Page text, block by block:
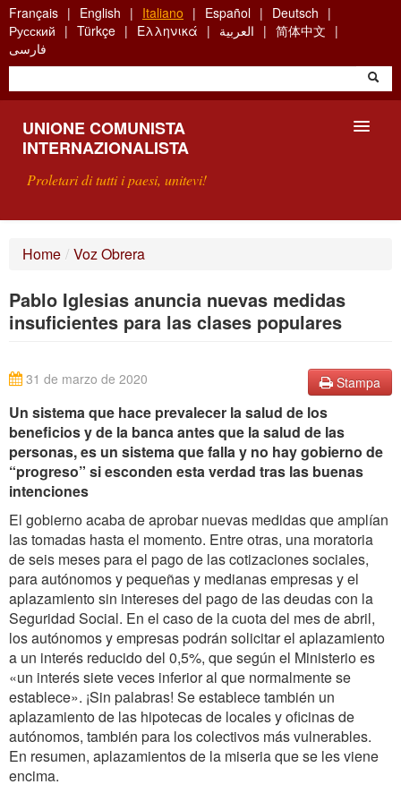
Skip
to
main
content
Français English Italiano Español
Deutsch
Русский
Türkçe Ελληνικά العربية
简体中文
فارسی
UNIONE COMUNISTA
INTERNAZIONALISTA
Proletari di tutti i paesi, unitevi!
RICERCA
Home / Voz Obrera
Pablo Iglesias anuncia nuevas medidas
insuficientes para las clases populares
Stampa
31 de marzo de 2020
Un sistema que hace prevalecer la salud de los
beneficios y de la banca antes que la salud de las
personas, es un sistema que falla y no hay gobierno de
“progreso” si esconden esta verdad tras las buenas
intenciones
El gobierno acaba de aprobar nuevas medidas que amplían
las tomadas hasta el momento. Entre otras, una moratoria
de seis meses para el pago de las cotizaciones sociales,
para autónomos y pequeñas y medianas empresas y el
aplazamiento sin intereses del pago de las deudas con la
Seguridad Social. En el caso de la cuota del mes de abril,
los autónomos y empresas podrán solicitar el aplazamiento
a un interés reducido del 0,5%, que según el Ministerio es
«un interés siete veces inferior al que normalmente se
establece». ¡Sin palabras! Se establece también un
aplazamiento de las hipotecas de locales y oficinas de
autónomos, también para los colectivos más vulnerables.
En resumen, aplazamientos de la miseria que se les viene
encima.